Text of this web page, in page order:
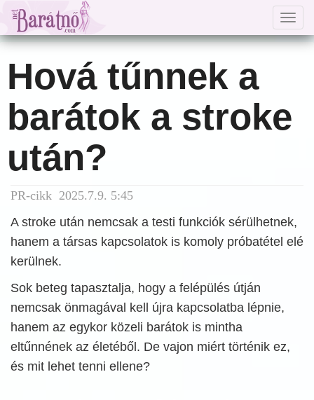
Hová tűnnek a
barátok a stroke
után?
PR-cikk 2025.7.9. 5:45
A stroke után nemcsak a testi funkciók sérülhetnek,
hanem a társas kapcsolatok is komoly próbatétel elé
kerülnek.
Sok beteg tapasztalja, hogy a felépülés útján
nemcsak önmagával kell újra kapcsolatba lépnie,
hanem az egykor közeli barátok is mintha
eltűnnének az életéből. De vajon miért történik ez,
és mit lehet tenni ellene?